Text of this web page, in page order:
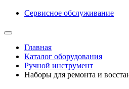
Сервисное обслуживание
Главная
Каталог оборудования
Ручной инструмент
Наборы для ремонта и